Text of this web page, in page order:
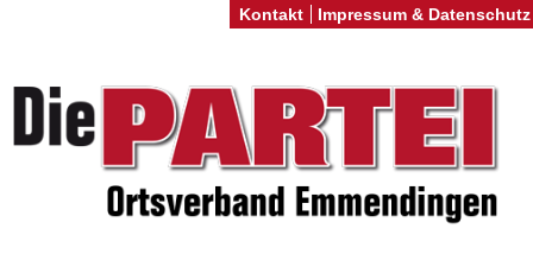
Kontakt Impressum & Datenschutz